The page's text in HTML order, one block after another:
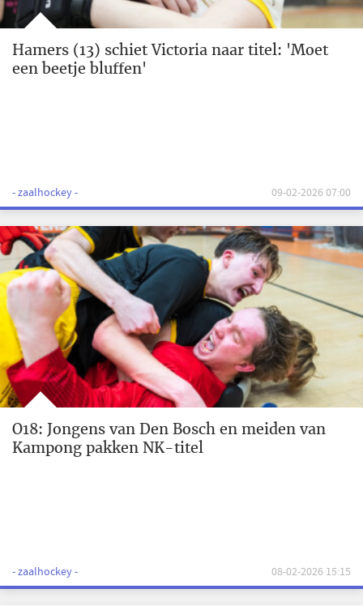
Hamers (13) schiet Victoria naar titel: 'Moet
een beetje bluffen'
- zaalhockey - 09-02-2026 07:00
O18: Jongens van Den Bosch en meiden van
Kampong pakken NK-titel
- zaalhockey - 08-02-2026 15:15